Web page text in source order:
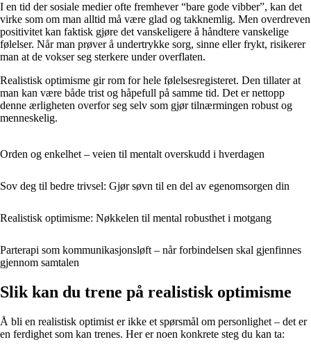
I en tid der sosiale medier ofte fremhever “bare gode vibber”, kan det
virke som om man alltid må være glad og takknemlig. Men overdreven
positivitet kan faktisk gjøre det vanskeligere å håndtere vanskelige
følelser. Når man prøver å undertrykke sorg, sinne eller frykt, risikerer
man at de vokser seg sterkere under overflaten.
Realistisk optimisme gir rom for hele følelsesregisteret. Den tillater at
man kan være både trist og håpefull på samme tid. Det er nettopp
denne ærligheten overfor seg selv som gjør tilnærmingen robust og
menneskelig.
Orden og enkelhet – veien til mentalt overskudd i hverdagen
Sov deg til bedre trivsel: Gjør søvn til en del av egenomsorgen din
Realistisk optimisme: Nøkkelen til mental robusthet i motgang
Parterapi som kommunikasjonsløft – når forbindelsen skal gjenfinnes
gjennom samtalen
Slik kan du trene på realistisk optimisme
Å bli en realistisk optimist er ikke et spørsmål om personlighet – det er
en ferdighet som kan trenes. Her er noen konkrete steg du kan ta: